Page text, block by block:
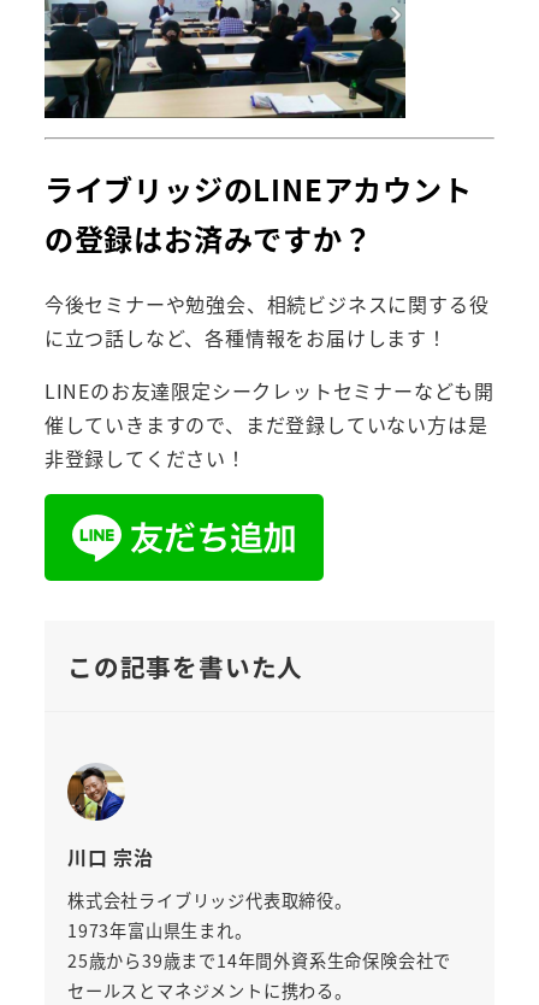
ライブリッジのLINEアカウント
の登録はお済みですか？
今後セミナーや勉強会、相続ビジネスに関する役
に立つ話しなど、各種情報をお届けします！
LINEのお友達限定シークレットセミナーなども開
催していきますので、まだ登録していない方は是
非登録してください！
この記事を書いた人
川口 宗治
株式会社ライブリッジ代表取締役。
1973年富山県生まれ。
25歳から39歳まで14年間外資系生命保険会社で
セールスとマネジメントに携わる。